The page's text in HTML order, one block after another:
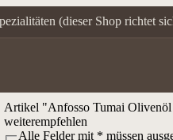
(dieser Shop richtet
Artikel "Anfosso Tumai
weiterempfehlen
Alle Felder mit * müssen